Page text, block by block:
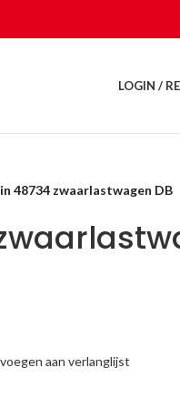
LOGIN /
48734 zwaarlastwagen DB
aan verlanglijst